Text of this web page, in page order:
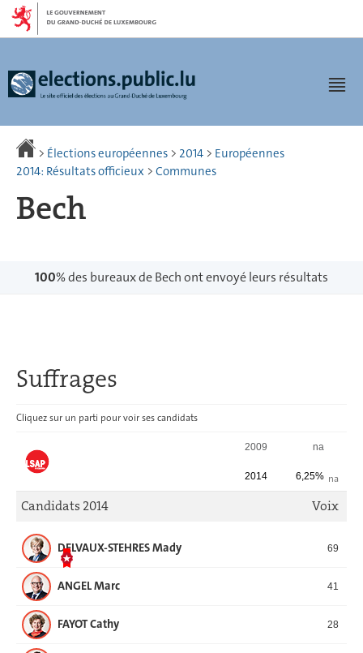
Aller
navigation
Aller
> Élections européennes > 2014 > Européennes
2014: Résultats officieux > Communes
Bech
100% des bureaux de Bech ont envoyé leurs résultats
Suffrages
Cliquez sur un parti pour voir ses candidats
2009 na
na
2014 6,25%
Candidats 2014 Voix
DELVAUX-STEHRES Mady 69
ANGEL Marc 41
FAYOT Cathy 28